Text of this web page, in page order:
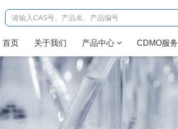
首页(current)关于我们 产品中心 CDMO服务